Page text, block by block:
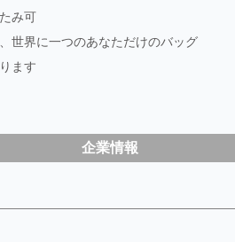
み可
世界に一つのあなただけのバッグ
ます
企業情報